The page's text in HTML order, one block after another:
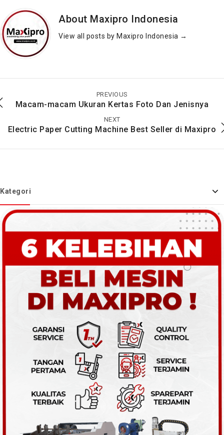
About Maxipro Indonesia
View all posts by Maxipro Indonesia →
PREVIOUS
Macam-macam Ukuran Kertas Foto Dan Jenisnya
NEXT
Electric Paper Cutting Machine Best Seller di Maxipro
Kategori